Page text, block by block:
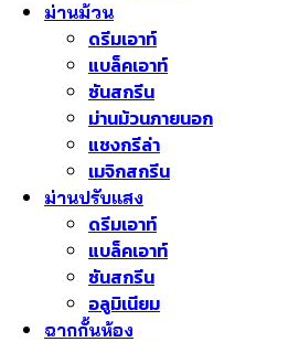
ม่านม้วน
ดรีมเอาท์
แบล็คเอาท์
ซันสกรีน
ม่านม้วนภายนอก
แชงกรีล่า
เมจิกสกรีน
ม่านปรับแสง
ดรีมเอาท์
แบล็คเอาท์
ซันสกรีน
อลูมิเนียม
ฉากกั้นห้อง